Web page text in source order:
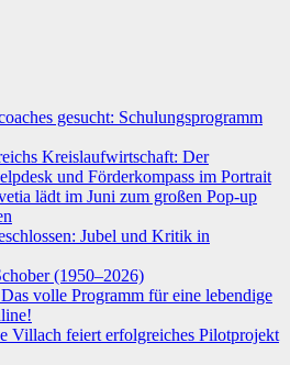
gesucht: Schulungsprogramm
Kreislaufwirtschaft: Der
und Förderkompass im Portrait
lädt im Juni zum großen Pop-up
Jubel und Kritik in
(1950–2026)
volle Programm für eine lebendige
Villach feiert erfolgreiches Pilotprojekt